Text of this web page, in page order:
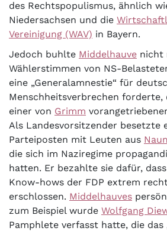
des Rechtspopulismus, ähnlich
Niedersachsen und die
Vereinigung (WAV) in Bayern.
Jedoch buhlte Middelhauve nicht
Wählerstimmen von NS-
eine „Generalamnestie“ für
Menschheitsverbrechen forderte,
einer von Grimm
Als Landesvorsitzender besetzte
Parteiposten mit Leuten aus
die sich im Naziregime
hatten. Er bezahlte sie dafür,
Know-hows der FDP extrem
erschlossen. Middelhauves
zum Beispiel wurde Wolfgang
Pamphlete verfasst hatte, die das